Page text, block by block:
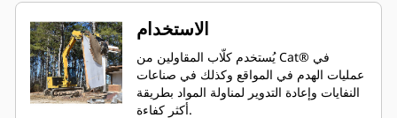
الاستخدام
يُستخدم كلَّاب المقاولين من Cat® في
عمليات الهدم في المواقع وكذلك في صناعات
النفايات وإعادة التدوير لمناولة المواد بطريقة
أكثر كفاءة.